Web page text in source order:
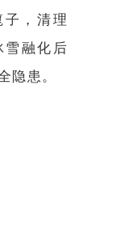
子 ，清理
雪融化后
隐患。